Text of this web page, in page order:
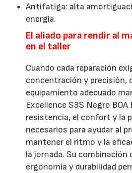
Antifatiga: alta
energía.
El aliado para rendir al
en el taller
Cuando cada reparación
concentración y precisión,
equipamiento adecuado
Excellence S3S Negro BOA
resistencia, el confort y la
necesarios para ayudar al
mantener el ritmo y la
la jornada. Su combinación
ergonomía y durabilidad